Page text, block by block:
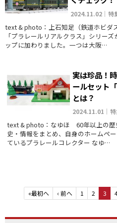
2024.11.02｜特
text & photo：上石知足（鉄道ホビダ
「プラレールリアルクラス」シリー
ップに加わりました。一つは大阪…
実は珍品！
ールセット
とは？
2024.11.01｜
text & photo：なゆほ 60年以上の歴
史・情報をまとめ、自身のホームペ
ているプラレールコレクター なゆ…
«最初へ ‹ 前へ 1 2 3